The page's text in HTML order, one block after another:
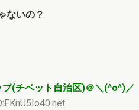
ないの？
(チベット自治区)＠＼(^o^)／